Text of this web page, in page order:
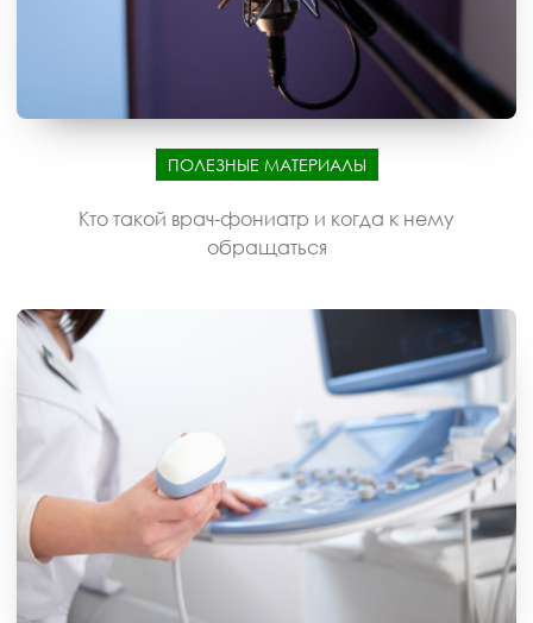
ПОЛЕЗНЫЕ МАТЕРИАЛЫ
Кто такой врач-фониатр и когда к нему
обращаться